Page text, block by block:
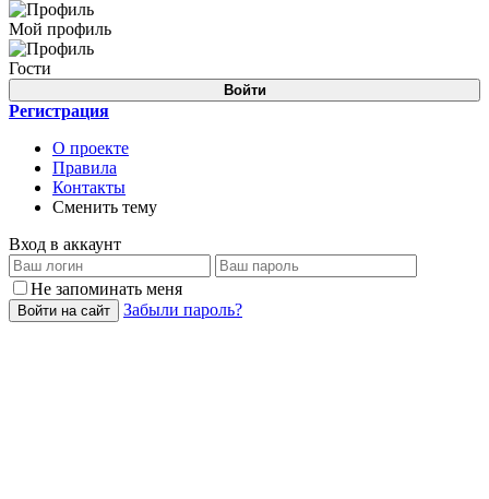
Мой профиль
Гости
Войти
Регистрация
О проекте
Правила
Контакты
Сменить тему
Вход в аккаунт
Не запоминать меня
Войти на сайт Забыли пароль?